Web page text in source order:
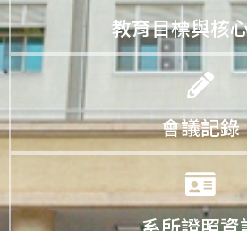
教育目標與核
會議記錄